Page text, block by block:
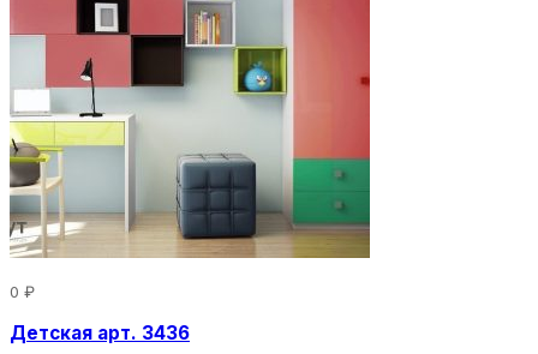
0 ₽
Детская арт. 3436